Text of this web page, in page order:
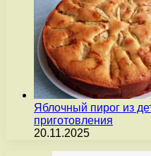
Яблочный пирог из
приготовления
20.11.2025